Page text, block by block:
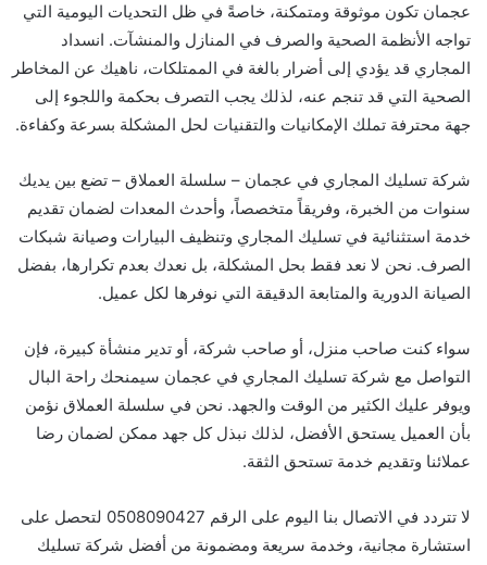
عجمان تكون موثوقة ومتمكنة، خاصةً في ظل التحديات اليومية التي
تواجه الأنظمة الصحية والصرف في المنازل والمنشآت. انسداد
المجاري قد يؤدي إلى أضرار بالغة في الممتلكات، ناهيك عن المخاطر
الصحية التي قد تنجم عنه، لذلك يجب التصرف بحكمة واللجوء إلى
جهة محترفة تملك الإمكانيات والتقنيات لحل المشكلة بسرعة وكفاءة.
شركة تسليك المجاري في عجمان – سلسلة العملاق – تضع بين يديك
سنوات من الخبرة، وفريقاً متخصصاً، وأحدث المعدات لضمان تقديم
خدمة استثنائية في تسليك المجاري وتنظيف البيارات وصيانة شبكات
الصرف. نحن لا نعد فقط بحل المشكلة، بل نعدك بعدم تكرارها، بفضل
الصيانة الدورية والمتابعة الدقيقة التي نوفرها لكل عميل.
سواء كنت صاحب منزل، أو صاحب شركة، أو تدير منشأة كبيرة، فإن
التواصل مع شركة تسليك المجاري في عجمان سيمنحك راحة البال
ويوفر عليك الكثير من الوقت والجهد. نحن في سلسلة العملاق نؤمن
بأن العميل يستحق الأفضل، لذلك نبذل كل جهد ممكن لضمان رضا
عملائنا وتقديم خدمة تستحق الثقة.
لا تتردد في الاتصال بنا اليوم على الرقم 0508090427 لتحصل على
استشارة مجانية، وخدمة سريعة ومضمونة من أفضل شركة تسليك